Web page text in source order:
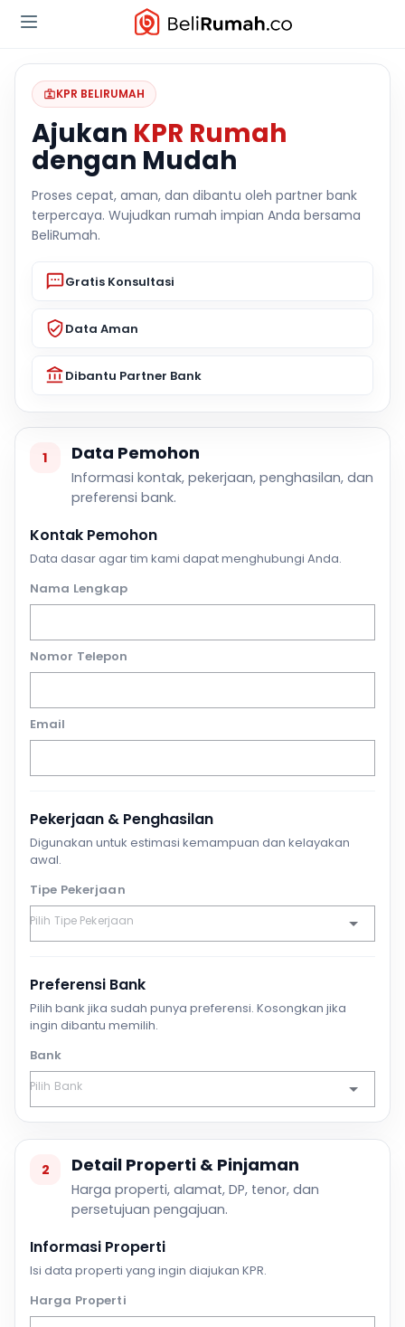
KPR BELIRUMAH
Ajukan KPR Rumah
dengan Mudah
Proses cepat, aman, dan dibantu oleh partner bank
terpercaya. Wujudkan rumah impian Anda bersama
BeliRumah.
Gratis Konsultasi
Data Aman
Dibantu Partner Bank
1 Data Pemohon
Informasi kontak, pekerjaan, penghasilan, dan
preferensi bank.
Kontak Pemohon
Data dasar agar tim kami dapat menghubungi Anda.
Nama Lengkap
Nomor Telepon
Email
Pekerjaan & Penghasilan
Digunakan untuk estimasi kemampuan dan kelayakan
awal.
Tipe Pekerjaan
Preferensi Bank
Pilih bank jika sudah punya preferensi. Kosongkan jika
ingin dibantu memilih.
Bank
2 Detail Properti & Pinjaman
Harga properti, alamat, DP, tenor, dan
persetujuan pengajuan.
Informasi Properti
Isi data properti yang ingin diajukan KPR.
Harga Properti